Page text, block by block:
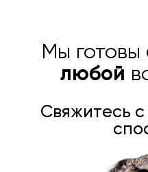
Мы готовы
любой
Свяжитесь